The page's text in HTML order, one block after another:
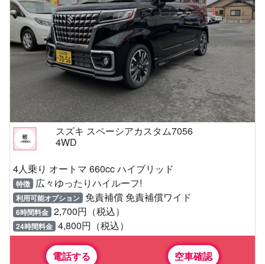
スズキ スペーシアカスタム7056
4WD
4人乗り オートマ 660cc ハイブリッド
特徴 広々ゆったりハイルーフ!
利用可能オプション 免責補償 免責補償ワイド
6時間料金 2,700円（税込）
24時間料金 4,800円（税込）
電話する 空車確認